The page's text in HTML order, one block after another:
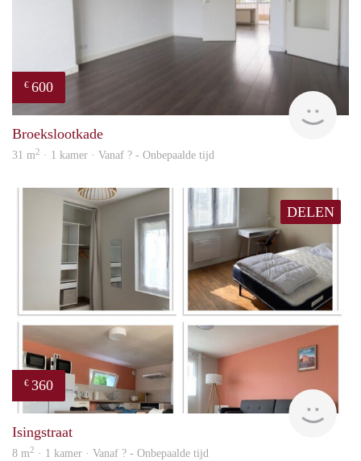
€ 600
Broekslootkade
31 m2 · 1 kamer · Vanaf ? - Onbepaalde tijd
DELEN
€ 360
Isingstraat
8 m2 · 1 kamer · Vanaf ? - Onbepaalde tijd